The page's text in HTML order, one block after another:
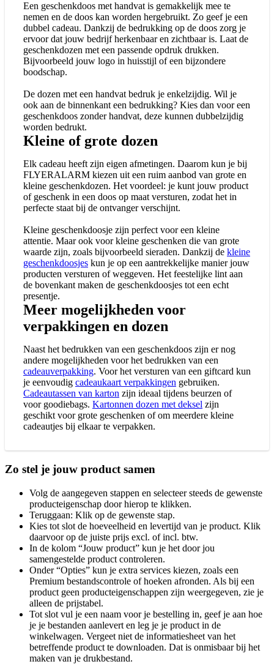
Een geschenkdoos met handvat is gemakkelijk mee te
nemen en de doos kan worden hergebruikt. Zo geef je een
dubbel cadeau. Dankzij de bedrukking op de doos zorg je
ervoor dat jouw bedrijf herkenbaar en zichtbaar is. Laat de
geschenkdozen met een passende opdruk drukken.
Bijvoorbeeld jouw logo in huisstijl of een bijzondere
boodschap.
De dozen met een handvat bedruk je enkelzijdig. Wil je
ook aan de binnenkant een bedrukking? Kies dan voor een
geschenkdoos zonder handvat, deze kunnen dubbelzijdig
worden bedrukt.
Kleine of grote dozen
Elk cadeau heeft zijn eigen afmetingen. Daarom kun je bij
FLYERALARM kiezen uit een ruim aanbod van grote en
kleine geschenkdozen. Het voordeel: je kunt jouw product
of geschenk in een doos op maat versturen, zodat het in
perfecte staat bij de ontvanger verschijnt.
Kleine geschenkdoosje zijn perfect voor een kleine
attentie. Maar ook voor kleine geschenken die van grote
waarde zijn, zoals bijvoorbeeld sieraden. Dankzij de kleine
geschenkdoosjes kun je op een aantrekkelijke manier jouw
producten versturen of weggeven. Het feestelijke lint aan
de bovenkant maken de geschenkdoosjes tot een echt
presentje.
Meer mogelijkheden voor
verpakkingen en dozen
Naast het bedrukken van een geschenkdoos zijn er nog
andere mogelijkheden voor het bedrukken van een
cadeauverpakking. Voor het versturen van een giftcard kun
je eenvoudig cadeaukaart verpakkingen gebruiken.
Cadeautassen van karton zijn ideaal tijdens beurzen of
voor goodiebags. Kartonnen dozen met deksel zijn
geschikt voor grote geschenken of om meerdere kleine
cadeautjes bij elkaar te verpakken.
Zo stel je jouw product samen
Volg de aangegeven stappen en selecteer steeds de gewenste
producteigenschap door hierop te klikken.
Teruggaan: Klik op de gewenste stap.
Kies tot slot de hoeveelheid en levertijd van je product. Klik
daarvoor op de juiste prijs excl. of incl. btw.
In de kolom “Jouw product” kun je het door jou
samengestelde product controleren.
Onder “Opties” kun je extra services kiezen, zoals een
Premium bestandscontrole of hoeken afronden. Als bij een
product geen producteigenschappen zijn weergegeven, zie je
alleen de prijstabel.
Tot slot vul je een naam voor je bestelling in, geef je aan hoe
je je bestanden aanlevert en leg je je product in de
winkelwagen. Vergeet niet de informatiesheet van het
betreffende product te downloaden. Dat is onmisbaar bij het
maken van je drukbestand.